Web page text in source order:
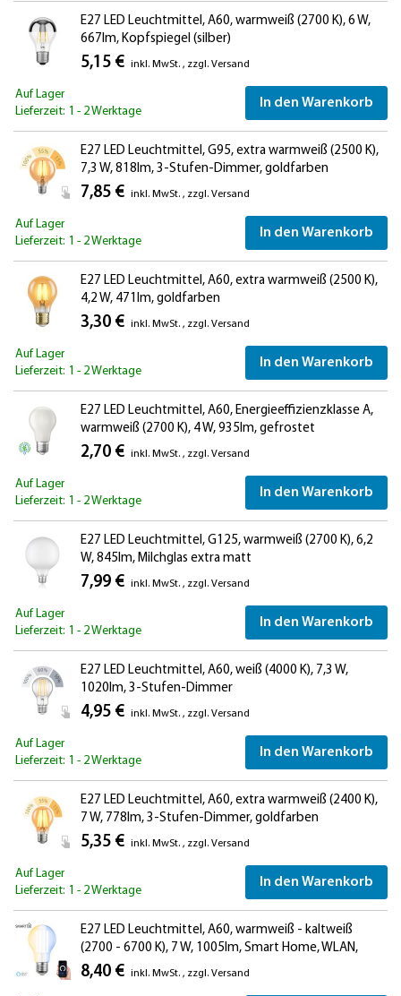
E27 LED Leuchtmittel, A60, warmweiß (2700 K), 6 W,
667lm, Kopfspiegel (silber)
5,15 € inkl. MwSt. , zzgl. Versand
Auf Lager
Lieferzeit: 1 - 2 Werktage
In den Warenkorb
E27 LED Leuchtmittel, G95, extra warmweiß (2500 K),
7,3 W, 818lm, 3-Stufen-Dimmer, goldfarben
7,85 € inkl. MwSt. , zzgl. Versand
Auf Lager
Lieferzeit: 1 - 2 Werktage
In den Warenkorb
E27 LED Leuchtmittel, A60, extra warmweiß (2500 K),
4,2 W, 471lm, goldfarben
3,30 € inkl. MwSt. , zzgl. Versand
Auf Lager
Lieferzeit: 1 - 2 Werktage
In den Warenkorb
E27 LED Leuchtmittel, A60, Energieeffizienzklasse A,
warmweiß (2700 K), 4 W, 935lm, gefrostet
2,70 € inkl. MwSt. , zzgl. Versand
Auf Lager
Lieferzeit: 1 - 2 Werktage
In den Warenkorb
E27 LED Leuchtmittel, G125, warmweiß (2700 K), 6,2
W, 845lm, Milchglas extra matt
7,99 € inkl. MwSt. , zzgl. Versand
Auf Lager
Lieferzeit: 1 - 2 Werktage
In den Warenkorb
E27 LED Leuchtmittel, A60, weiß (4000 K), 7,3 W,
1020lm, 3-Stufen-Dimmer
4,95 € inkl. MwSt. , zzgl. Versand
Auf Lager
Lieferzeit: 1 - 2 Werktage
In den Warenkorb
E27 LED Leuchtmittel, A60, extra warmweiß (2400 K),
7 W, 778lm, 3-Stufen-Dimmer, goldfarben
5,35 € inkl. MwSt. , zzgl. Versand
Auf Lager
Lieferzeit: 1 - 2 Werktage
In den Warenkorb
E27 LED Leuchtmittel, A60, warmweiß - kaltweiß
(2700 - 6700 K), 7 W, 1005lm, Smart Home, WLAN,
Alexa
8,40 € inkl. MwSt. , zzgl. Versand